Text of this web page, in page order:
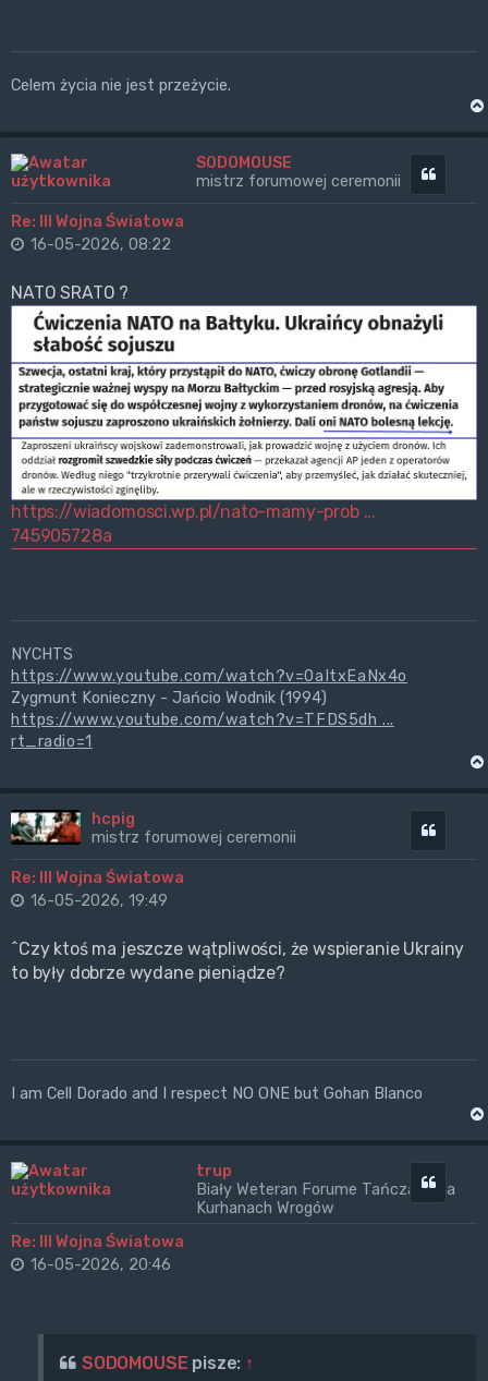
Celem życia nie jest przeżycie.
SODOMOUSE
mistrz forumowej ceremonii
Re: III Wojna Światowa
16-05-2026, 08:22
NATO SRATO ?
https://wiadomosci.wp.pl/nato-mamy-prob ...
745905728a
NYCHTS
https://www.youtube.com/watch?v=0aItxEaNx4o
Zygmunt Konieczny - Jańcio Wodnik (1994)
https://www.youtube.com/watch?v=TFDS5dh ...
rt_radio=1
hcpig
mistrz forumowej ceremonii
Re: III Wojna Światowa
16-05-2026, 19:49
^Czy ktoś ma jeszcze wątpliwości, że wspieranie Ukrainy
to były dobrze wydane pieniądze?
I am Cell Dorado and I respect NO ONE but Gohan Blanco
trup
Biały Weteran Forume Tańczący na
Kurhanach Wrogów
Re: III Wojna Światowa
Cytuj
16-05-2026, 20:46
SODOMOUSE pisze: ↑